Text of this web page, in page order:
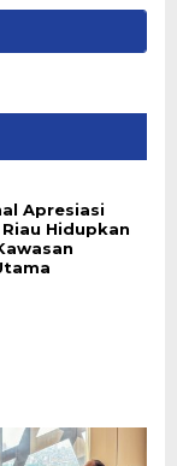
Apresiasi
Hidupkan